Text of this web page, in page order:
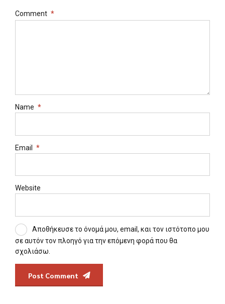
Comment *
Name *
Email *
Website
Αποθήκευσε το όνομά μου, email, και τον ιστότοπο μου
σε αυτόν τον πλοηγό για την επόμενη φορά που θα
σχολιάσω.
Post Comment